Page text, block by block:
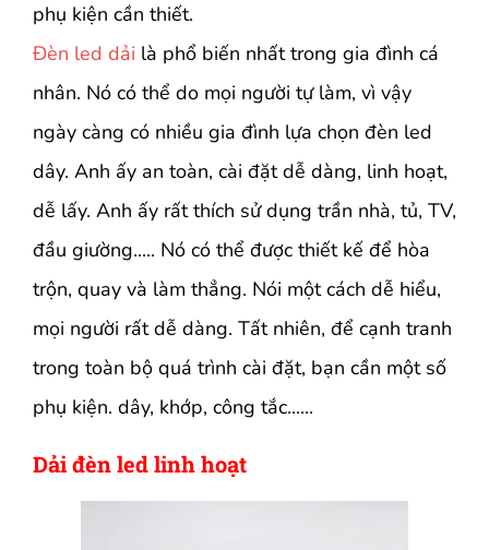
phụ kiện cần thiết.
Đèn led dải là phổ biến nhất trong gia đình cá
nhân. Nó có thể do mọi người tự làm, vì vậy
ngày càng có nhiều gia đình lựa chọn đèn led
dây. Anh ấy an toàn, cài đặt dễ dàng, linh hoạt,
dễ lấy. Anh ấy rất thích sử dụng trần nhà, tủ, TV,
đầu giường..... Nó có thể được thiết kế để hòa
trộn, quay và làm thẳng. Nói một cách dễ hiểu,
mọi người rất dễ dàng. Tất nhiên, để cạnh tranh
trong toàn bộ quá trình cài đặt, bạn cần một số
phụ kiện. dây, khớp, công tắc......
Dải đèn led linh hoạt